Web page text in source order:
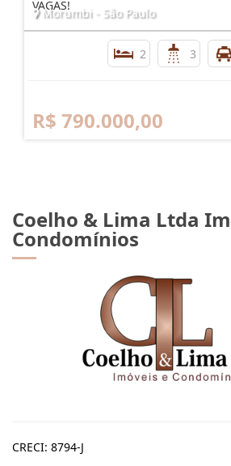
VAGAS!
Morumbi - São Paulo
2 3
R$ 790.000,00
Coelho & Lima Ltda
Condomínios